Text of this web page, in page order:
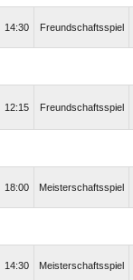
14:30 Freundschaftsspiel
12:15 Freundschaftsspiel
18:00 Meisterschaftsspiel
14:30 Meisterschaftsspiel